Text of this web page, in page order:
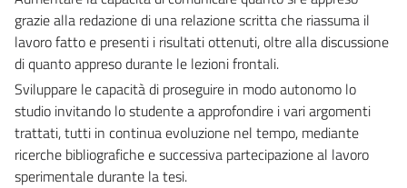
grazie alla redazione di una relazione scritta che riassuma il
lavoro fatto e presenti i risultati ottenuti, oltre alla discussione
di quanto appreso durante le lezioni frontali.
Sviluppare le capacità di proseguire in modo autonomo lo
studio invitando lo studente a approfondire i vari argomenti
trattati, tutti in continua evoluzione nel tempo, mediante
ricerche bibliografiche e successiva partecipazione al lavoro
sperimentale durante la tesi.